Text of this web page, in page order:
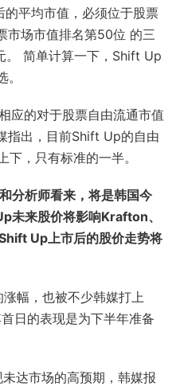
平均市值，必须位于股票
市场市值排名第50位 的三
。 简单计算一下，Shift Up
应的对于股票自由流通市值
指出，目前Shift Up的自由
，只有标准的一半。
分析师看来，将是韩国今
未来股价将影响Krafton、
Up上市后的股价走势将
幅，也被不少韩媒打上
日的表现是为下半年准备
达市场的高预期，韩媒报